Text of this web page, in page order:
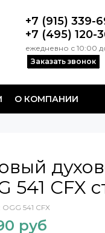
+7 (915) 339-
+7 (495) 120-
ежедневно с 10:00
Заказать звонок
О КОМПАНИИ
541 CFX
OGG 541 CFX
руб